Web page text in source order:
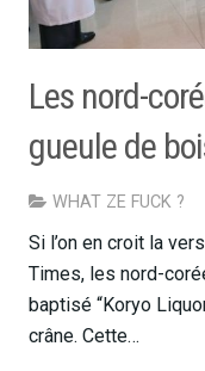
Les nord-
gueule de
WHAT ZE FUCK ?
Si l’on en croit la
Times, les nord-
baptisé “Koryo
crâne. Cette…